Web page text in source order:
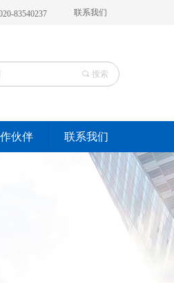
83540237 联系我们
끠 搜索
伙伴 联系我们